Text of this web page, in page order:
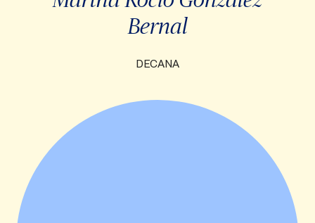
Bernal
DECANA